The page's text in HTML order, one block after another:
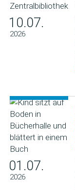
10.07.
2026
01.07.
2026